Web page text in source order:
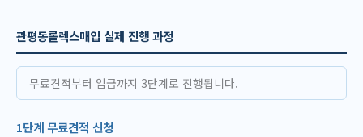
관평동롤렉스매입 실제 진행 과정
무료견적부터 입금까지 3단계로 진행됩니다.
1단계 무료견적 신청